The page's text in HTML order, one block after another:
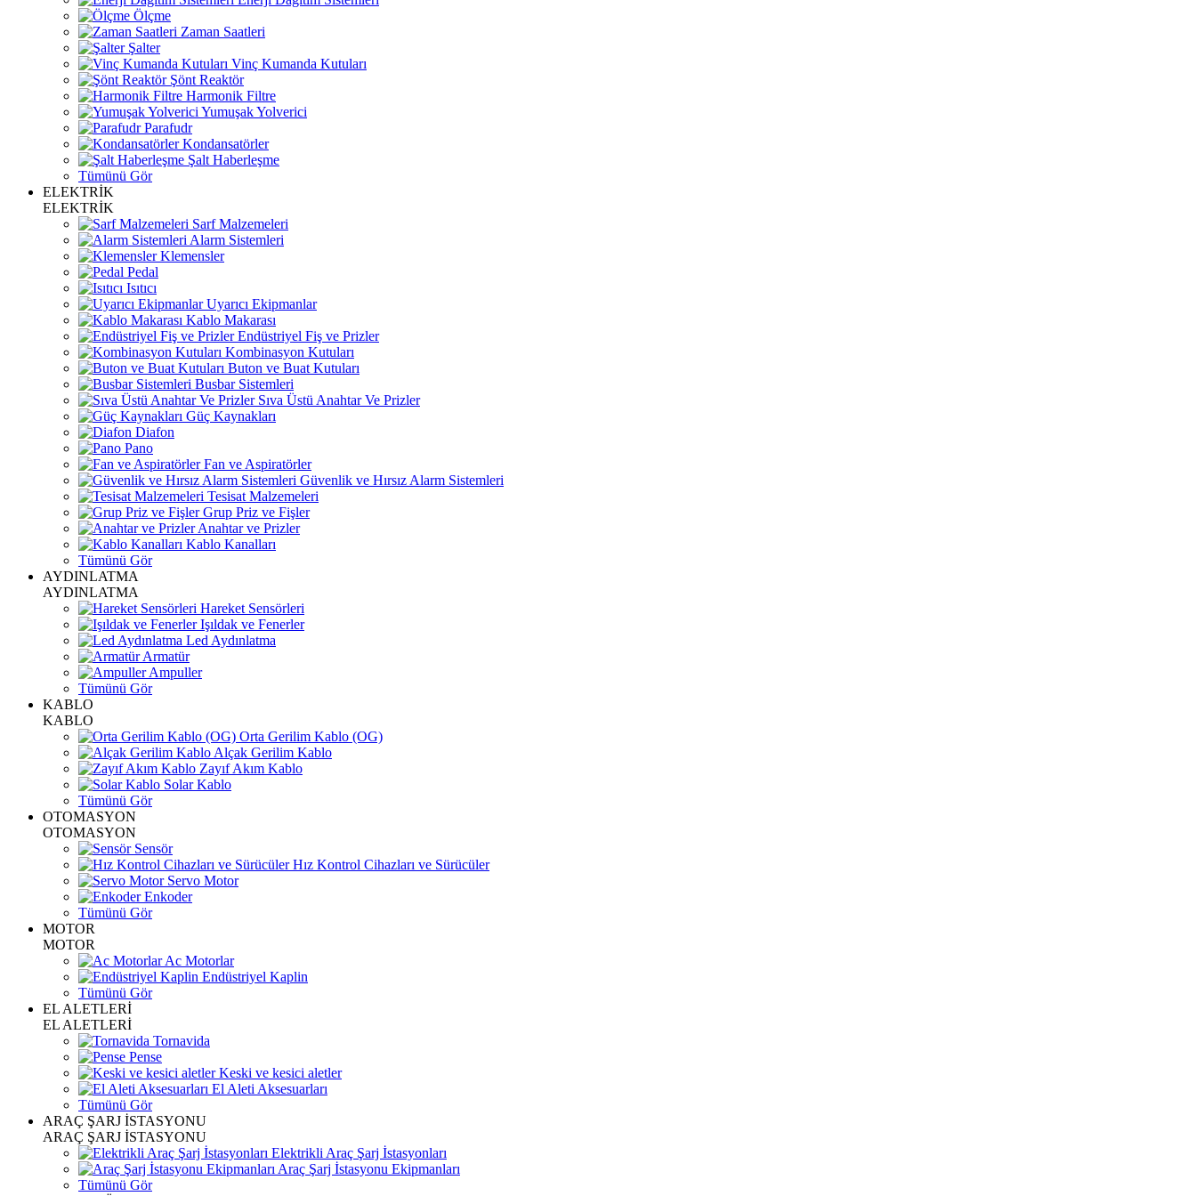
Ölçme
Zaman Saatleri
Şalter
Vinç Kumanda Kutuları
Şönt Reaktör
Harmonik Filtre
Yumuşak Yolverici
Parafudr
Kondansatörler
Şalt Haberleşme
Tümünü Gör
ELEKTRİK
ELEKTRİK
Sarf Malzemeleri
Alarm Sistemleri
Klemensler
Pedal
Isıtıcı
Uyarıcı Ekipmanlar
Kablo Makarası
Endüstriyel Fiş ve Prizler
Kombinasyon Kutuları
Buton ve Buat Kutuları
Busbar Sistemleri
Sıva Üstü Anahtar Ve Prizler
Güç Kaynakları
Diafon
Pano
Fan ve Aspiratörler
Güvenlik ve Hırsız Alarm Sistemleri
Tesisat Malzemeleri
Grup Priz ve Fişler
Anahtar ve Prizler
Kablo Kanalları
Tümünü Gör
AYDINLATMA
AYDINLATMA
Hareket Sensörleri
Işıldak ve Fenerler
Led Aydınlatma
Armatür
Ampuller
Tümünü Gör
KABLO
KABLO
Orta Gerilim Kablo (OG)
Alçak Gerilim Kablo
Zayıf Akım Kablo
Solar Kablo
Tümünü Gör
OTOMASYON
OTOMASYON
Sensör
Hız Kontrol Cihazları ve Sürücüler
Servo Motor
Enkoder
Tümünü Gör
MOTOR
MOTOR
Ac Motorlar
Endüstriyel Kaplin
Tümünü Gör
EL ALETLERİ
EL ALETLERİ
Tornavida
Pense
Keski ve kesici aletler
El Aleti Aksesuarları
Tümünü Gör
ARAÇ ŞARJ İSTASYONU
ARAÇ ŞARJ İSTASYONU
Elektrikli Araç Şarj İstasyonları
Araç Şarj İstasyonu Ekipmanları
Tümünü Gör